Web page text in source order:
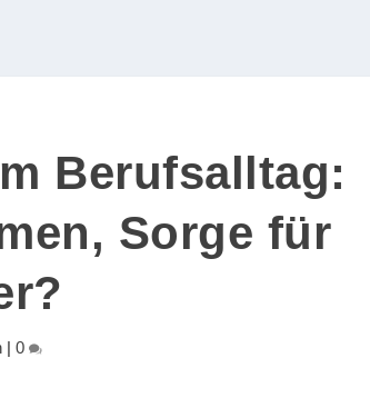
Berufsalltag:
Sorge für
| 0